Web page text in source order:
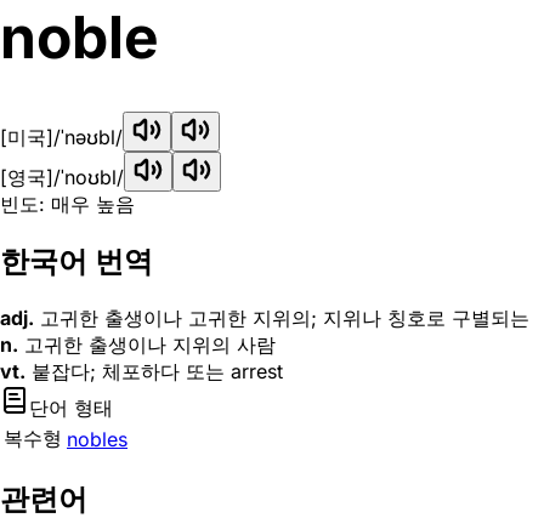
noble
[미국]/ˈnəʊbl/
[영국]/ˈnoʊbl/
빈도: 매우 높음
한국어 번역
adj. 고귀한 출생이나 고귀한 지위의; 지위나 칭호로 구별되는
n. 고귀한 출생이나 지위의 사람
vt. 붙잡다; 체포하다 또는 arrest
단어 형태
복수형 nobles
관련어